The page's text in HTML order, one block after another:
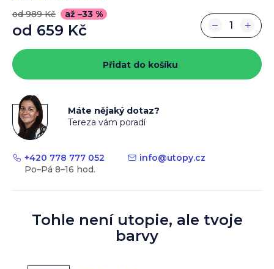
od 989 Kč
až –33 %
od 659 Kč
cena:
+
−
Přidat do košíku
Máte nějaký dotaz?
Tereza vám poradí
+420 778 777 052 info@utopy.cz
Tohle není utopie, ale tvoje
barvy